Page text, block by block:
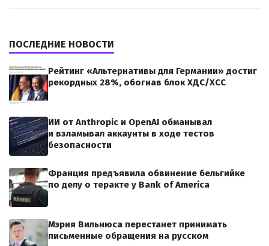
ПОСЛЕДНИЕ НОВОСТИ
Рейтинг «Альтернативы для Германии» достиг
рекордных 28%, обогнав блок ХДС/ХСС
ИИ от Anthropic и OpenAI обманывал
и взламывал аккаунты в ходе тестов
безопасности
Франция предъявила обвинение бельгийке
по делу о теракте у Bank of America
Мэрия Вильнюса перестанет принимать
письменные обращения на русском